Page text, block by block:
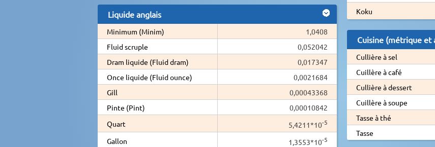
Liquide anglais
Minimum (Minim)
1,0408
Fluid scruple
0,052042
Dram liquide (Fluid dram)
0,017347
Once liquide (Fluid ounce)
0,0021684
Gill
0,00043368
Pinte (Pint)
0,00010842
Quart
5,4211*10-5
Gallon 1,3553*10-5
Koku
Cuisine (métrique et
Cullière à sel
Cuillère à café
Cullière à dessert
Cuillère à soupe
Tasse à thé
Tasse